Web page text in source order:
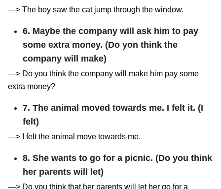
—> The boy saw the cat jump through the window.
6. Maybe the company will ask him to pay
some extra money. (Do yon think the
company will make)
—> Do you think the company will make him pay some
extra money?
7. The animal moved towards me. I felt it. (I
felt)
—> I felt the animal move towards me.
8. She wants to go for a picnic. (Do you think
her parents will let)
—> Do you think that her parents will let her go for a